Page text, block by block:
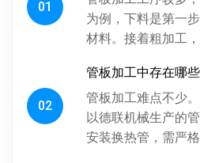
01
为例，下料是第一
材料。接着粗加工
关键，通过射线、超
02
管板加工中存在哪
管板加工难点不少
以德联机械生产的
安装换热管，需严